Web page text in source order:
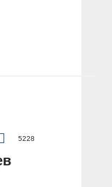
5228